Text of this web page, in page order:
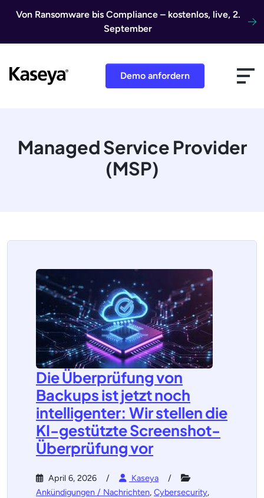
Von Ransomware bis Compliance – kostenlos, live, 2.
September
Demo anfordern
Managed Service Provider
(MSP)
Die Überprüfung von
Backups ist jetzt noch
intelligenter: Wir stellen die
KI-gestützte Screenshot-
Überprüfung vor
April 6, 2026
Kaseya
Ankündigungen / Nachrichten, Cybersecurity,